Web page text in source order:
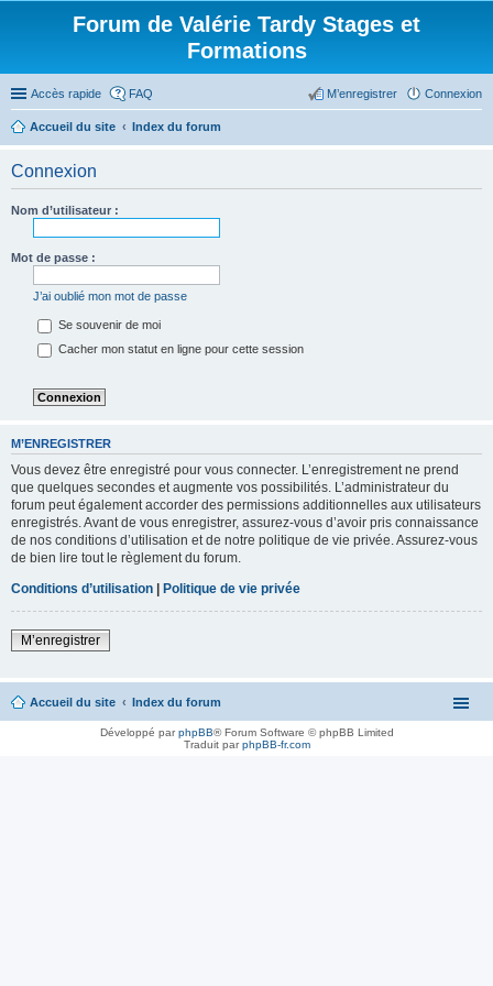
Forum de Valérie Tardy Stages et
Formations
Accès rapide FAQ Connexion
M’enregistrer
Accueil du site Index du forum
Connexion
Nom d’utilisateur :
Mot de passe :
J’ai oublié mon mot de passe
Se souvenir de moi
Cacher mon statut en ligne pour cette session
M’ENREGISTRER
Vous devez être enregistré pour vous connecter. L’enregistrement ne prend
que quelques secondes et augmente vos possibilités. L’administrateur du
forum peut également accorder des permissions additionnelles aux utilisateurs
enregistrés. Avant de vous enregistrer, assurez-vous d’avoir pris connaissance
de nos conditions d’utilisation et de notre politique de vie privée. Assurez-vous
de bien lire tout le règlement du forum.
Conditions d’utilisation | Politique de vie privée
M’enregistrer
Accueil du site Index du forum
Développé parphpBB® Forum Software © phpBB Limited
Traduit parphpBB-fr.com